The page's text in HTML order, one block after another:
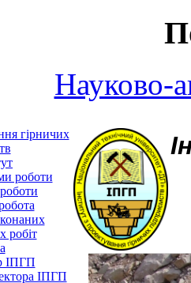
Науково-
гірничих
роботи
робіт
ІПГП
ІПГП